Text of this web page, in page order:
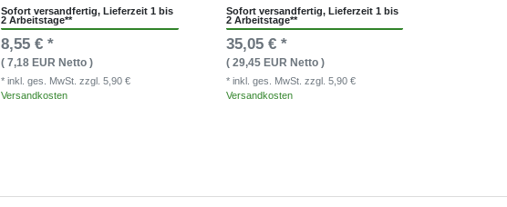
Sofort versandfertig, Lieferzeit 1 bis
2 Arbeitstage**
8,55 € *
( 7,18 EUR Netto )
* inkl. ges. MwSt.zzgl. 5,90 €
Versandkosten
Sofort versandfertig, Lieferzeit 1 bis
2 Arbeitstage**
35,05 € *
( 29,45 EUR Netto )
* inkl. ges. MwSt. zzgl. 5,90 €
Versandkosten